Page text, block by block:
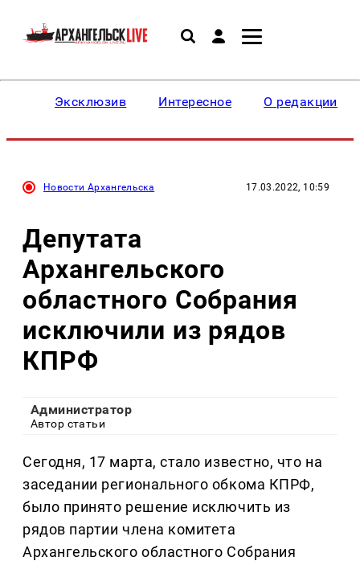
Эксклюзив Интересное О редакции
Новости Архангельска 17.03.2022, 10:59
Депутата
Архангельского
областного Собрания
исключили из рядов
КПРФ
Администратор
Автор статьи
Сегодня, 17 марта, стало известно, что на
заседании регионального обкома КПРФ,
было принято решение исключить из
рядов партии члена комитета
Архангельского областного Собрания